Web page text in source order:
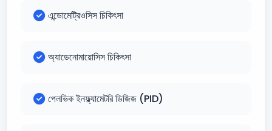
এন্ডোমেট্রিওসিস চিকিৎসা
অ্যাডেনোমায়োসিস চিকিৎসা
পেলভিক ইনফ্ল্যামেটরি ডিজিজ (PID)